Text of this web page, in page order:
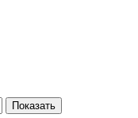
Показать